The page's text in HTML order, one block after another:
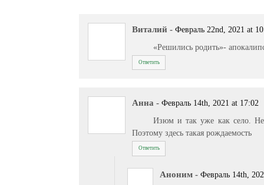
Виталий - Февраль 22nd, 2021 at
«Решились родить»-
Ответить
Анна - Февраль 14th, 2021 at 17:02
Изюм и так уже как село. Нет
Поэтому здесь такая рождаемость
Ответить
Аноним - Февраль 14th,